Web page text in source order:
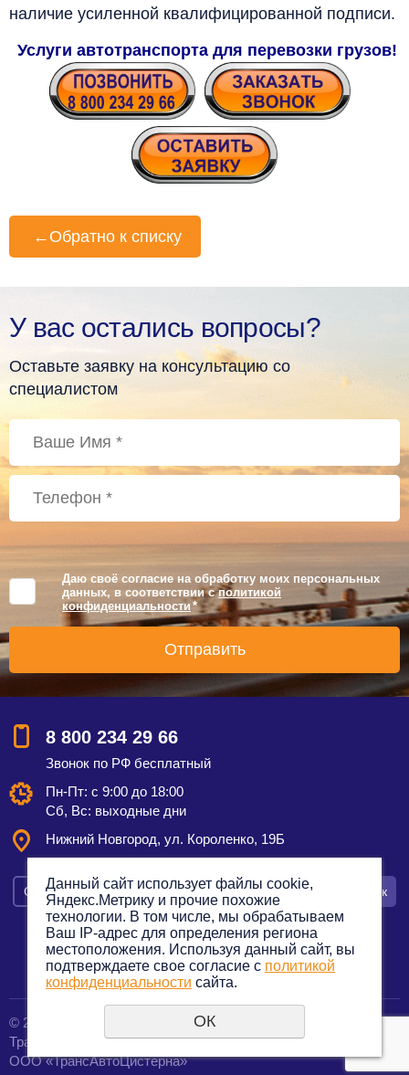
наличие усиленной квалифицированной подписи.
Услуги автотранспорта для перевозки грузов!
← Обратно к списку
У вас остались вопросы?
Оставьте заявку на консультацию со
специалистом
Даю своё согласие на обработку моих персональных
данных, в соответствии сполитикой
конфиденциальности *
8 800 234 29 66
Звонок по РФ бесплатный
Пн-Пт: с 9:00 до 18:00
Сб, Вс: выходные дни
Нижний Новгород, ул. Короленко, 19Б
Смотреть на карте Оставить заявку Заказать звонок
Политика конфиденциальности
© 2012—2023. Все права защищены.
Транспортная компания по грузоперевозкам
ООО «ТрансАвтоЦистерна»
Данный сайт использует файлы cookie,
Яндекс.Метрику и прочие похожие
технологии. В том числе, мы обрабатываем
Ваш IP-адрес для определения региона
местоположения. Используя данный сайт, вы
подтверждаете свое согласие с политикой
конфиденциальности сайта.
ОК